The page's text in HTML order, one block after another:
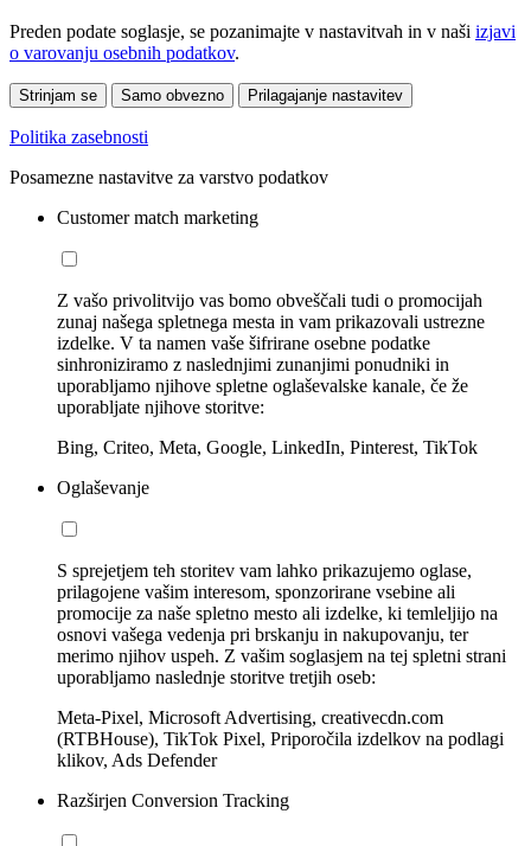
Preden podate soglasje, se pozanimajte v nastavitvah in v naši izjavi
o varovanju osebnih podatkov.
Strinjam se Samo obvezno Prilagajanje nastavitev
Politika zasebnosti
Posamezne nastavitve za varstvo podatkov
Customer match marketing
Z vašo privolitvijo vas bomo obveščali tudi o promocijah
zunaj našega spletnega mesta in vam prikazovali ustrezne
izdelke. V ta namen vaše šifrirane osebne podatke
sinhroniziramo z naslednjimi zunanjimi ponudniki in
uporabljamo njihove spletne oglaševalske kanale, če že
uporabljate njihove storitve:
Bing, Criteo, Meta, Google, LinkedIn, Pinterest, TikTok
Oglaševanje
S sprejetjem teh storitev vam lahko prikazujemo oglase,
prilagojene vašim interesom, sponzorirane vsebine ali
promocije za naše spletno mesto ali izdelke, ki temleljijo na
osnovi vašega vedenja pri brskanju in nakupovanju, ter
merimo njihov uspeh. Z vašim soglasjem na tej spletni strani
uporabljamo naslednje storitve tretjih oseb:
Meta-Pixel, Microsoft Advertising, creativecdn.com
(RTBHouse), TikTok Pixel, Priporočila izdelkov na podlagi
klikov, Ads Defender
Razširjen Conversion Tracking